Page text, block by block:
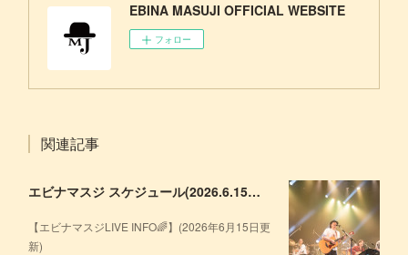
EBINA MASUJI OFFICIAL WEBSITE
フォロー
関連記事
エビナマスジ スケジュール(2026.6.15更新)
【エビナマスジLIVE INFO🌈】(2026年6月15日更
新)